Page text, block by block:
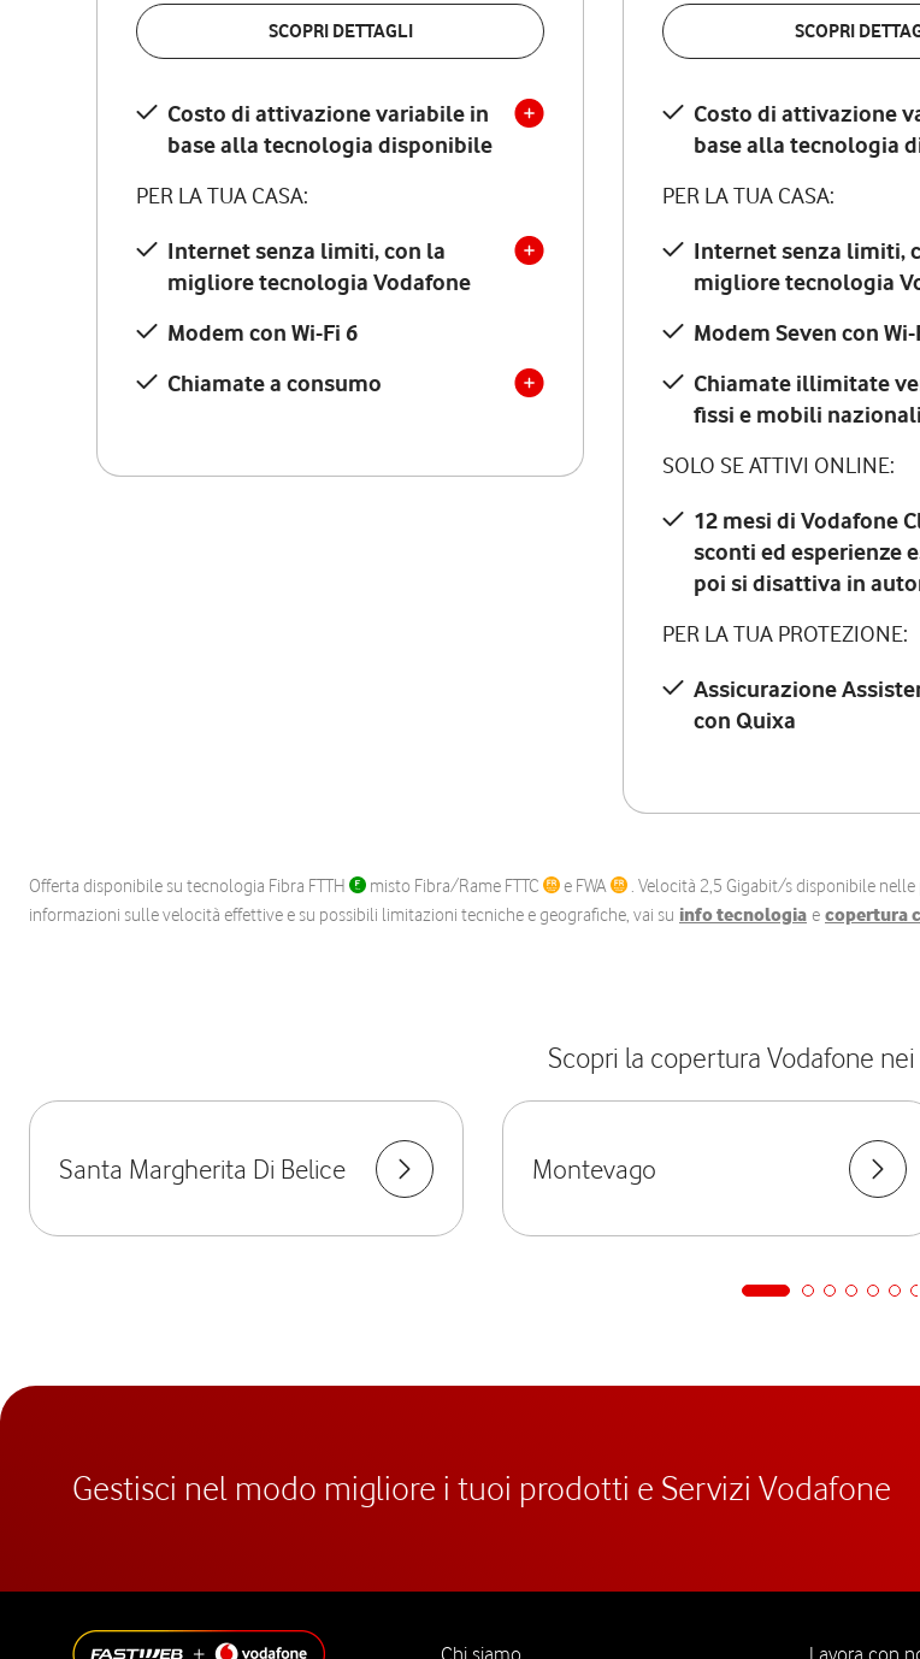
SCOPRI DETTAGLI
Costo di attivazione variabile in
base alla tecnologia disponibile
PER LA TUA CASA:
Internet senza limiti, con la
migliore tecnologia Vodafone
Modem con Wi-Fi 6
Chiamate a consumo
SCOPRI
Costo di attivazione
base alla tecnologia
PER LA TUA CASA:
Internet senza limiti,
migliore tecnologia
Modem Seven con Wi-
Chiamate illimitate
fissi e mobili nazionali
SOLO SE ATTIVI ONLINE:
12 mesi di Vodafone
sconti ed esperienze
poi si disattiva in
PER LA TUA PROTEZIONE:
Assicurazione
con Quixa
Offerta disponibile su tecnologia Fibra FTTH misto Fibra/Rame FTTC e FWA . Velocità 2,5 Gigabit/s disponibile
informazioni sulle velocità effettive e su possibili limitazioni tecniche e geografiche, vai su info tecnologia e copertura
Scopri la copertura Vodafone
Santa Margherita Di Belice Montevago
Gestisci nel modo migliore i tuoi prodotti e Servizi Vodafone
Chi siamo Lavora con